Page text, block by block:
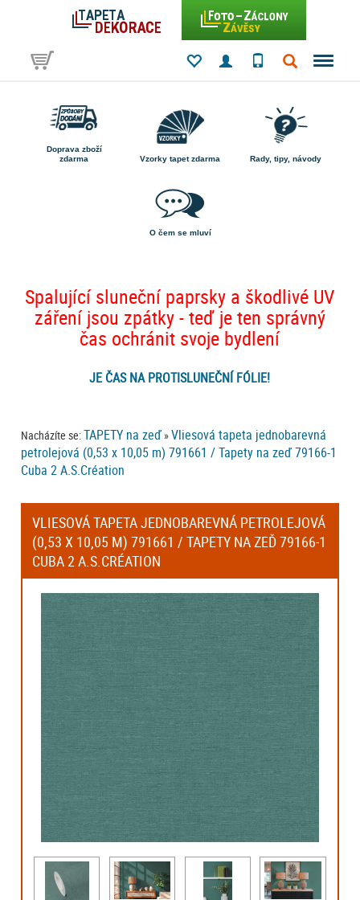
Doprava zboží
zdarma
Vzorky tapet zdarma Rady, tipy, návody
O čem se mluví
Spalující sluneční paprsky a škodlivé UV
záření jsou zpátky - teď je ten správný
čas ochránit svoje bydlení
JE ČAS NA PROTISLUNEČNÍ FÓLIE!
Nacházíte se:TAPETY na zeď »Vliesová tapeta jednobarevná
petrolejová (0,53 x 10,05 m) 791661 / Tapety na zeď 79166-1
Cuba 2 A.S.Création
VLIESOVÁ TAPETA JEDNOBAREVNÁ PETROLEJOVÁ
(0,53 X 10,05 M) 791661 / TAPETY NA ZEĎ 79166-1
CUBA 2 A.S.CRÉATION